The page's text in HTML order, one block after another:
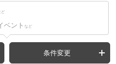
ど
ベント など
条件変更